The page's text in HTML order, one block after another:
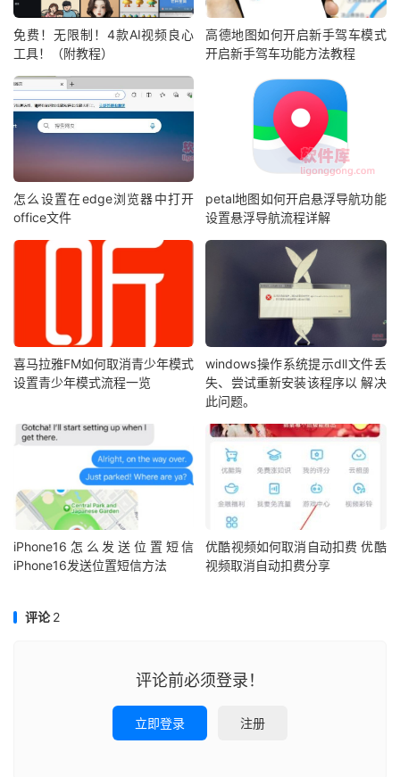
免费！无限制！4款AI视频良心
工具！（附教程）
高德地图如何开启新手驾车模式
开启新手驾车功能方法教程
怎么设置在edge浏览器中打开
office文件
petal地图如何开启悬浮导航功能
设置悬浮导航流程详解
喜马拉雅FM如何取消青少年模式
设置青少年模式流程一览
windows操作系统提示dll文件丢
失、尝试重新安装该程序以 解决
此问题。
iPhone16怎么发送位置短信
iPhone16发送位置短信方法
优酷视频如何取消自动扣费 优酷
视频取消自动扣费分享
评论2
评论前必须登录！
立即登录 注册